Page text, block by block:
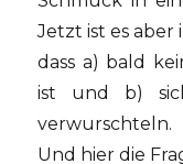
Jetzt ist es
dass a) bald
ist und b)
verwurschteln.
Und hier die